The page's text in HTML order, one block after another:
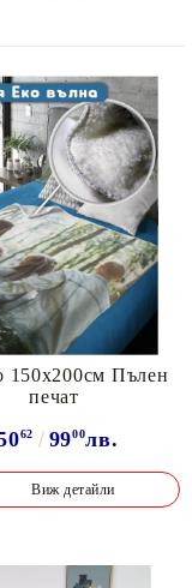
150х200см Пълен
печат
62 9900лв.
Виж детайли